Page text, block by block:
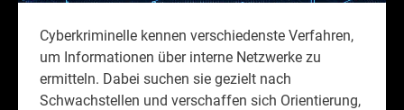
Cyberkriminelle kennen verschiedenste Verfahren,
um Informationen über interne Netzwerke zu
ermitteln. Dabei suchen sie gezielt nach
Schwachstellen und verschaffen sich Orientierung,